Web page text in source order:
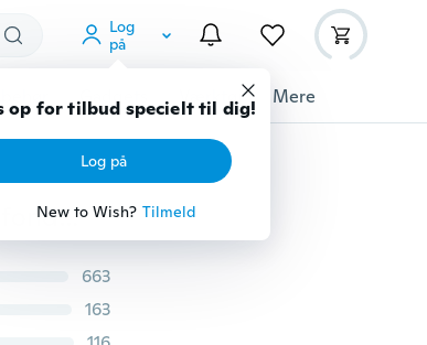
Log
på
op for tilbud specielt til dig!
Log på
New to Wish? Tilmeld
Gadgets Værktøj Mere
3D bladform silikone trykform blade blade kagedekoration fondant cookie værktøjer mad grade silikone skimmel gumpaste slik form
663
163